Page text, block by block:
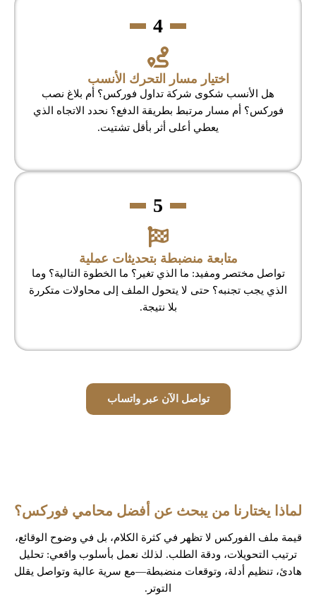
4
اختيار مسار التحرك الأنسب
هل الأنسب شكوى شركة تداول فوركس؟ أم بلاغ نصب
فوركس؟ أم مسار مرتبط بطريقة الدفع؟ نحدد الاتجاه الذي
يعطي أعلى أثر بأقل تشتيت.
5
متابعة منضبطة بتحديثات عملية
تواصل مختصر ومفيد: ما الذي تغير؟ ما الخطوة التالية؟ وما
الذي يجب تجنبه؟ حتى لا يتحول الملف إلى محاولات متكررة
بلا نتيجة.
تواصل الآن عبر واتساب
لماذا يختارنا من يبحث عن أفضل محامي فوركس؟
قيمة ملف الفوركس لا تظهر في كثرة الكلام، بل في وضوح الوقائع،
ترتيب التحويلات، ودقة الطلب. لذلك نعمل بأسلوب واقعي: تحليل
هادئ، تنظيم أدلة، وتوقعات منضبطة—مع سرية عالية وتواصل يقلل
التوتر.